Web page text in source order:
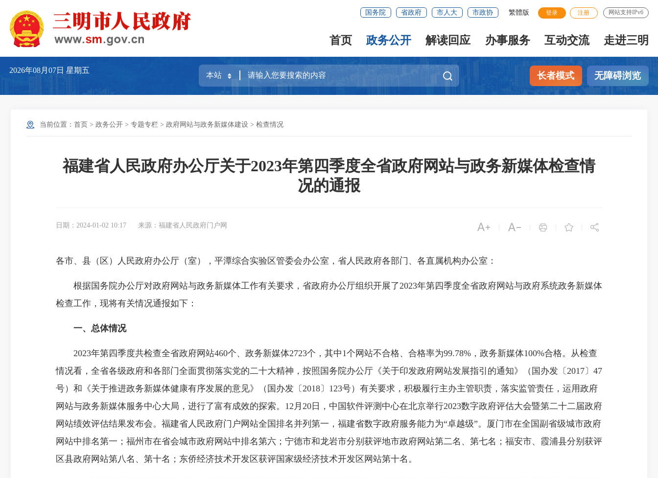
国务院 省政府 市人大 市政协 繁體版 登录 注册 网站支持IPv6
首页 政务公开 解读回应 办事服务 互动交流 走进三明
2026年08月07日星期五
长者模式 无障碍浏览
当前位置： 首页 > 政务公开 > 专题专栏 > 政府网站与政务新媒体建设 > 检查情况
福建省人民政府办公厅关于2023年第四季度全省政府网站与政务新媒体检查情
况的通报
日期：2024-01-02 10:17 来源：福建省人民政府门户网     
各市、县（区）人民政府办公厅（室），平潭综合实验区管委会办公室，省人民政府各部门、各直属机构办公室：
根据国务院办公厅对政府网站与政务新媒体工作有关要求，省政府办公厅组织开展了2023年第四季度全省政府网站与政府系统政务新媒体
检查工作，现将有关情况通报如下：
一、总体情况
2023年第四季度共检查全省政府网站460个、政务新媒体2723个，其中1个网站不合格、合格率为99.78%，政务新媒体100%合格。从检查
情况看，全省各级政府和各部门全面贯彻落实党的二十大精神，按照国务院办公厅《关于印发政府网站发展指引的通知》（国办发〔2017〕47
号）和《关于推进政务新媒体健康有序发展的意见》（国办发〔2018〕123号）有关要求，积极履行主办主管职责，落实监管责任，运用政府
网站与政务新媒体服务中心大局，进行了富有成效的探索。12月20日，中国软件评测中心在北京举行2023数字政府评估大会暨第二十二届政府
网站绩效评估结果发布会。福建省人民政府门户网站全国排名并列第一，福建省数字政府服务能力为“卓越级”。厦门市在全国副省级城市政府
网站中排名第一；福州市在省会城市政府网站中排名第六；宁德市和龙岩市分别获评地市政府网站第二名、第七名；福安市、霞浦县分别获评
区县政府网站第八名、第十名；东侨经济技术开发区获评国家级经济技术开发区网站第十名。